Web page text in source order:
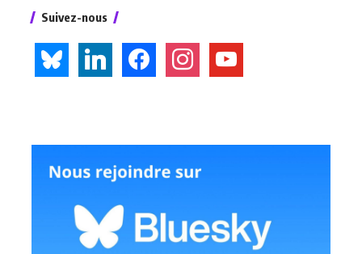
Suivez-nous
bluesky linkedin facebook instagramyoutube